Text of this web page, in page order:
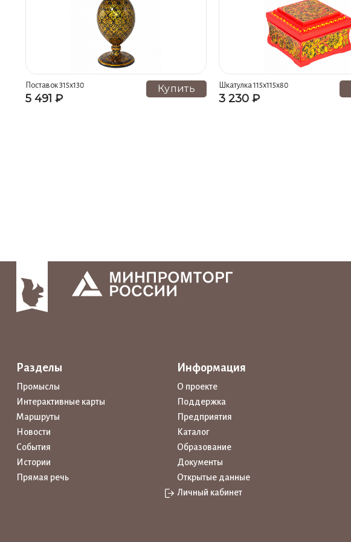
Поставок 315х130
5 491 ₽
Купить Шкатулка 115х115х80
3 230 ₽
Разделы
Промыслы
Интерактивные карты
Маршруты
Новости
События
Истории
Прямая речь
Информация
О проекте
Поддержка
Предприятия
Каталог
Образование
Документы
Открытые данные
Личный кабинет